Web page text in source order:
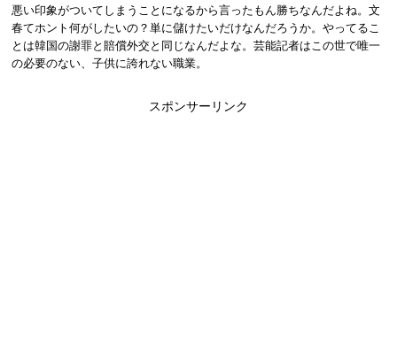
悪い印象がついてしまうことになるから言ったもん勝ちなんだよね。文
春てホント何がしたいの？単に儲けたいだけなんだろうか。やってるこ
とは韓国の謝罪と賠償外交と同じなんだよな。芸能記者はこの世で唯一
の必要のない、子供に誇れない職業。
スポンサーリンク